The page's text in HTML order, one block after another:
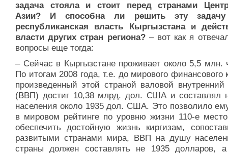
задача стояла и стоит перед странами
Азии? И способна ли решить эту задачу
республиканская власть Кыргызстана и
власти других стран региона?– вот как я
вопросы еще тогда:
– Сейчас в Кыргызстане проживает около 5,5 млн.
По итогам 2008 года, т.е. до мирового финансового
произведенный этой страной валовой внутренний
(ВВП) достиг 10,38 млрд. дол. США и составлял
населения около 1935 дол. США. Это позволило
в мировом рейтинге по уровню жизни 110-е
обеспечить достойную жизнь киргизам,
развитыми странами мира, ВВП на душу
страны должен составлять не 1935 долларов,